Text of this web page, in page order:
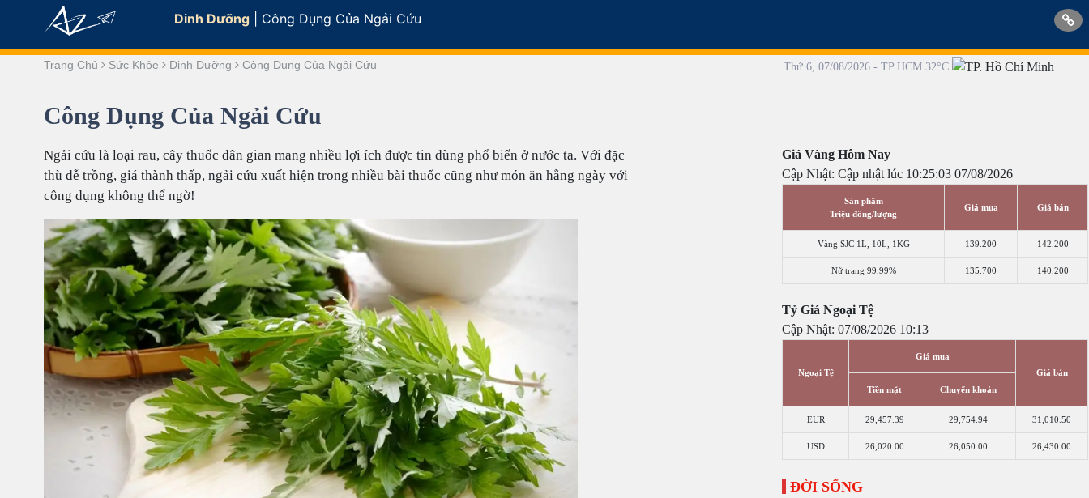
Dinh Dưỡng Công Dụng Của Ngải Cứu
Trang Chủ Sức Khỏe Dinh Dưỡng Công Dụng Của Ngải Cứu Thứ 6, 07/08/2026 - TP HCM 32°C
Công Dụng Của Ngải Cứu
Ngải cứu là loại rau, cây thuốc dân gian mang nhiều lợi ích được tin dùng phổ biến ở nước ta. Với đặc
thù dễ trồng, giá thành thấp, ngải cứu xuất hiện trong nhiều bài thuốc cũng như món ăn hằng ngày với
công dụng không thể ngờ!
Giá Vàng Hôm Nay
Cập Nhật: Cập nhật lúc 10:25:03 07/08/2026
Sản phẩm
Triệu đồng/lượng
Giá mua Giá bán
Vàng SJC 1L, 10L, 1KG 139.200 142.200
Nữ trang 99,99% 135.700 140.200
Tỷ Giá Ngoại Tệ
Cập Nhật: 07/08/2026 10:13
Ngoại Tệ
Giá mua
Giá bán
Tiền mặt
Chuyển khoản
EUR 29,457.39 29,754.94 31,010.50
USD 26,020.00 26,050.00 26,430.00
ĐỜI SỐNG